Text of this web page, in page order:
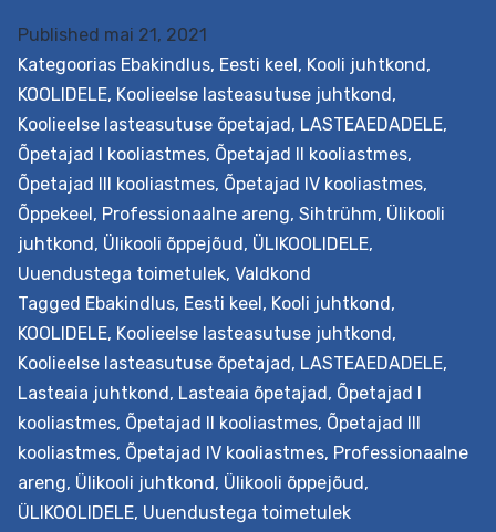
Published mai 21, 2021
Kategoorias Ebakindlus, Eesti keel, Kooli juhtkond,
KOOLIDELE, Koolieelse lasteasutuse juhtkond,
Koolieelse lasteasutuse õpetajad, LASTEAEDADELE,
Õpetajad I kooliastmes, Õpetajad II kooliastmes,
Õpetajad III kooliastmes, Õpetajad IV kooliastmes,
Õppekeel, Professionaalne areng, Sihtrühm, Ülikooli
juhtkond, Ülikooli õppejõud, ÜLIKOOLIDELE,
Uuendustega toimetulek, Valdkond
Tagged Ebakindlus, Eesti keel, Kooli juhtkond,
KOOLIDELE, Koolieelse lasteasutuse juhtkond,
Koolieelse lasteasutuse õpetajad, LASTEAEDADELE,
Lasteaia juhtkond, Lasteaia õpetajad, Õpetajad I
kooliastmes, Õpetajad II kooliastmes, Õpetajad III
kooliastmes, Õpetajad IV kooliastmes, Professionaalne
areng, Ülikooli juhtkond, Ülikooli õppejõud,
ÜLIKOOLIDELE, Uuendustega toimetulek